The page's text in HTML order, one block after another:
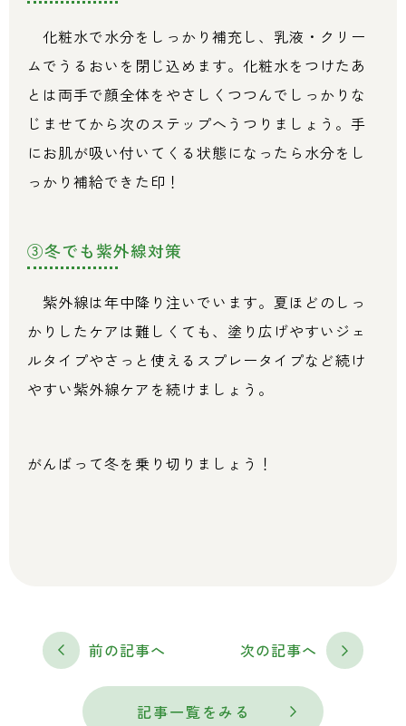
化粧水で水分をしっかり補充し、乳液・クリー
ムでうるおいを閉じ込めます。化粧水をつけたあ
とは両手で顔全体をやさしくつつんでしっかりな
じませてから次のステップへうつりましょう。手
にお肌が吸い付いてくる状態になったら水分をし
っかり補給できた印！
③冬でも紫外線対策
紫外線は年中降り注いでいます。夏ほどのしっ
かりしたケアは難しくても、塗り広げやすいジェ
ルタイプやさっと使えるスプレータイプなど続け
やすい紫外線ケアを続けましょう。
がんばって冬を乗り切りましょう！
前の記事へ
記事一覧をみる
次の記事へ